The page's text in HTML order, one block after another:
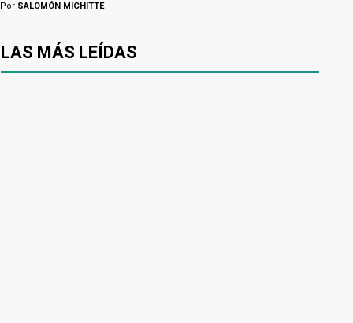
Por SALOMÓN MICHITTE
LAS MÁS LEÍDAS